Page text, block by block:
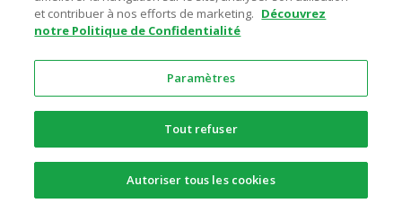
Pour toutes questions relatives à l’une de nos enseignes, sur la
partie recrutement, vous pouvez nous contacter sur l’adresse email
suivante :
recrutement@ciffreobona.fr
Ciffréo Bona LinkedIn -
Légales- RGPD
et contribuer à nos efforts de marketing. Découvrez
notre Politique de Confidentialité
Paramètres
Tout refuser
Autoriser tous les cookies